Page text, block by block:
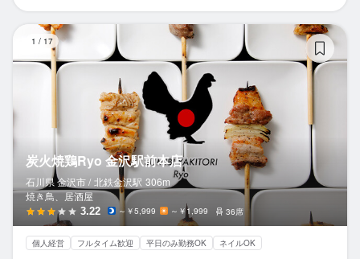
1 / 17
炭火焼鶏Ryo 金沢駅前本店
石川県 金沢市 / 北鉄金沢駅 306m
焼き鳥、居酒屋
3.22 ～￥5,999 ～￥1,999 36席
個人経営 フルタイム歓迎 平日のみ勤務OK ネイルOK